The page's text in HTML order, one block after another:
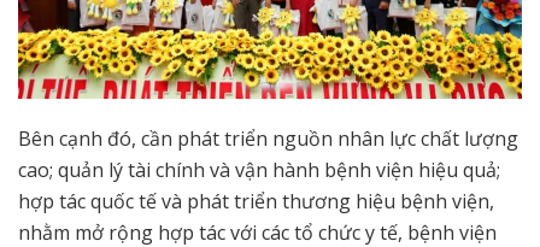
Bên cạnh đó, cần phát triển nguồn nhân lực chất lượng
cao; quản lý tài chính và vận hành bệnh viện hiệu quả;
hợp tác quốc tế và phát triển thương hiệu bệnh viện,
nhằm mở rộng hợp tác với các tổ chức y tế, bệnh viện